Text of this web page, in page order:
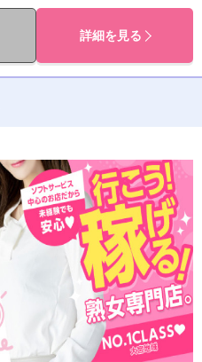
詳細を見る